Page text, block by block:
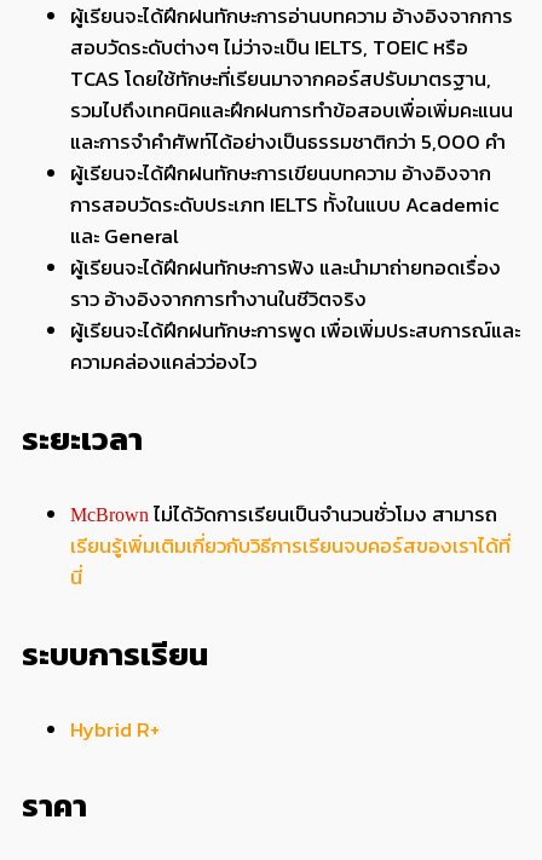
ผู้เรียนจะได้ฝึกฝนทักษะการอ่านบทความ อ้างอิงจากการ
สอบวัดระดับต่างๆ ไม่ว่าจะเป็น IELTS, TOEIC หรือ
TCAS โดยใช้ทักษะที่เรียนมาจากคอร์สปรับมาตรฐาน,
รวมไปถึงเทคนิคและฝึกฝนการทำข้อสอบเพื่อเพิ่มคะแนน
และการจำคำศัพท์ได้อย่างเป็นธรรมชาติกว่า 5,000 คำ
ผู้เรียนจะได้ฝึกฝนทักษะการเขียนบทความ อ้างอิงจาก
การสอบวัดระดับประเภท IELTS ทั้งในแบบ Academic
และ General
ผู้เรียนจะได้ฝึกฝนทักษะการฟัง และนำมาถ่ายทอดเรื่อง
ราว อ้างอิงจากการทำงานในชีวิตจริง
ผู้เรียนจะได้ฝึกฝนทักษะการพูด เพื่อเพิ่มประสบการณ์และ
ความคล่องแคล่วว่องไว
ระยะเวลา
McBrown ไม่ได้วัดการเรียนเป็นจำนวนชั่วโมง สามารถ
เรียนรู้เพิ่มเติมเกี่ยวกับวิธีการเรียนจบคอร์สของเราได้ที่
นี่
ระบบการเรียน
Hybrid R+
ราคา